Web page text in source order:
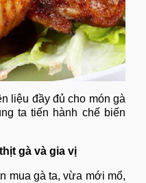
liệu đầy đủ cho món gà
ta tiến hành chế biến
gà và gia vị
mua gà ta, vừa mới mổ,